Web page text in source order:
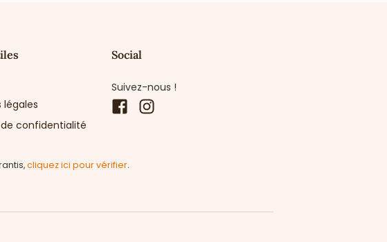
légales
confidentialité
Social
Suivez-nous !
Facebook
cliquez ici pour vérifier.